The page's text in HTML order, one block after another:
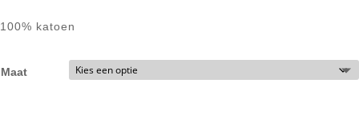
100% katoen
Maat